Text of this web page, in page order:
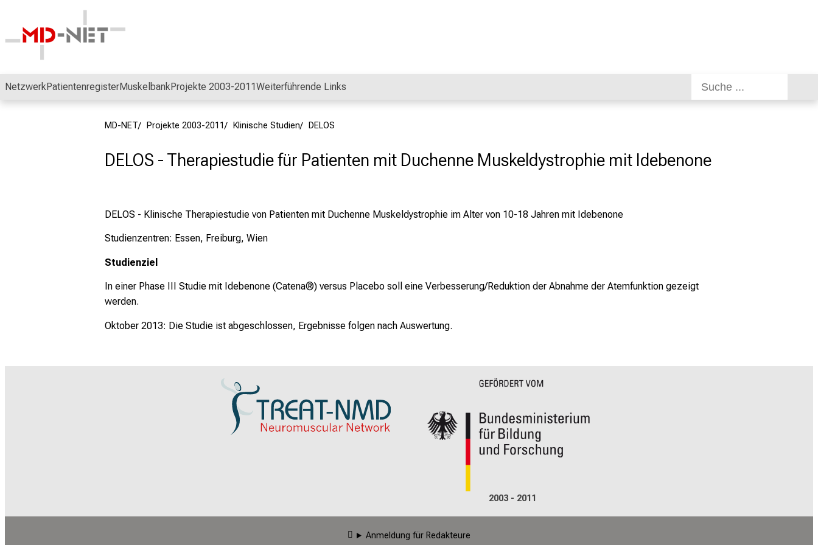
NetzwerkPatientenregisterMuskelbankProjekte 2003-2011Weiterführende Links
MD-NET Projekte 2003-2011 Klinische Studien DELOS
DELOS - Therapiestudie für Patienten mit Duchenne Muskeldystrophie mit Idebenone
DELOS - Klinische Therapiestudie von Patienten mit Duchenne Muskeldystrophie im Alter von 10-18 Jahren mit Idebenone
Studienzentren: Essen, Freiburg, Wien
Studienziel
In einer Phase III Studie mit Idebenone (Catena®) versus Placebo soll eine Verbesserung/Reduktion der Abnahme der Atemfunktion gezeigt
werden.
Oktober 2013: Die Studie ist abgeschlossen, Ergebnisse folgen nach Auswertung.
2003 - 2011
Anmeldung für Redakteure